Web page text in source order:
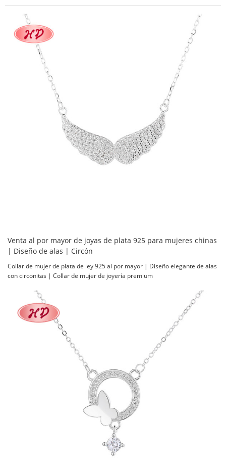
Venta al por mayor de joyas de plata 925 para mujeres chinas
| Diseño de alas | Circón
Collar de mujer de plata de ley 925 al por mayor | Diseño elegante de alas
con circonitas | Collar de mujer de joyería premium